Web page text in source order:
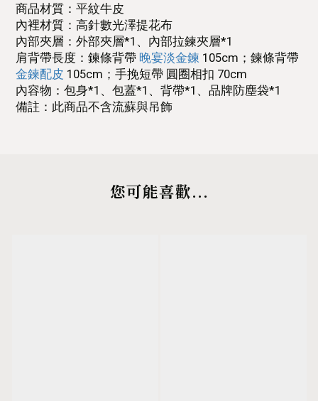
商品材質：平紋牛皮
內裡材質：高針數光澤提花布
內部夾層：外部夾層*1、內部拉鍊夾層*1
肩背帶長度：鍊條背帶 晚宴淡金鍊 105cm；鍊條背帶
金鍊配皮 105cm；手挽短帶 圓圈相扣 70cm
內容物：包身*1、包蓋*1、背帶*1、品牌防塵袋*1
備註：此商品不含流蘇與吊飾
您可能喜歡...